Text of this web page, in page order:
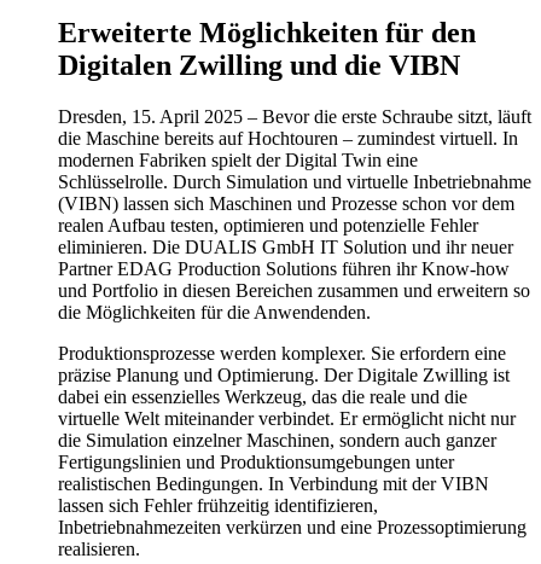
Erweiterte Möglichkeiten für den
Digitalen Zwilling und die VIBN
Dresden, 15. April 2025 – Bevor die erste Schraube sitzt, läuft
die Maschine bereits auf Hochtouren – zumindest virtuell. In
modernen Fabriken spielt der Digital Twin eine
Schlüsselrolle. Durch Simulation und virtuelle Inbetriebnahme
(VIBN) lassen sich Maschinen und Prozesse schon vor dem
realen Aufbau testen, optimieren und potenzielle Fehler
eliminieren. Die DUALIS GmbH IT Solution und ihr neuer
Partner EDAG Production Solutions führen ihr Know-how
und Portfolio in diesen Bereichen zusammen und erweitern so
die Möglichkeiten für die Anwendenden.
Produktionsprozesse werden komplexer. Sie erfordern eine
präzise Planung und Optimierung. Der Digitale Zwilling ist
dabei ein essenzielles Werkzeug, das die reale und die
virtuelle Welt miteinander verbindet. Er ermöglicht nicht nur
die Simulation einzelner Maschinen, sondern auch ganzer
Fertigungslinien und Produktionsumgebungen unter
realistischen Bedingungen. In Verbindung mit der VIBN
lassen sich Fehler frühzeitig identifizieren,
Inbetriebnahmezeiten verkürzen und eine Prozessoptimierung
realisieren.